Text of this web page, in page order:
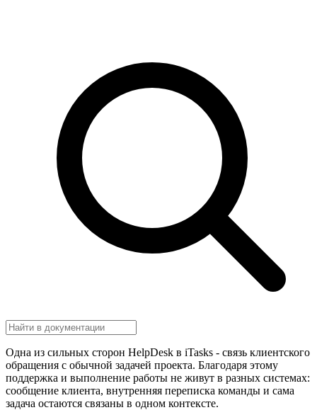
Одна из сильных сторон HelpDesk в iTasks - связь клиентского
обращения с обычной задачей проекта. Благодаря этому
поддержка и выполнение работы не живут в разных системах:
сообщение клиента, внутренняя переписка команды и сама
задача остаются связаны в одном контексте.